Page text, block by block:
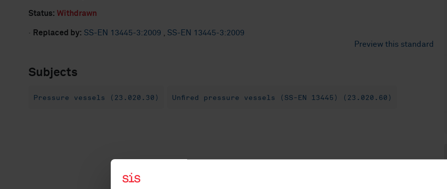
Status: Withdrawn
· Replaced by: SS-EN 13445-3:2009
SS-EN 13445-3:2009
Preview this standard
Subjects
Pressure vessels (23.020.30) Unfired pressure vessels (SS-EN 13445) (23.020.60)